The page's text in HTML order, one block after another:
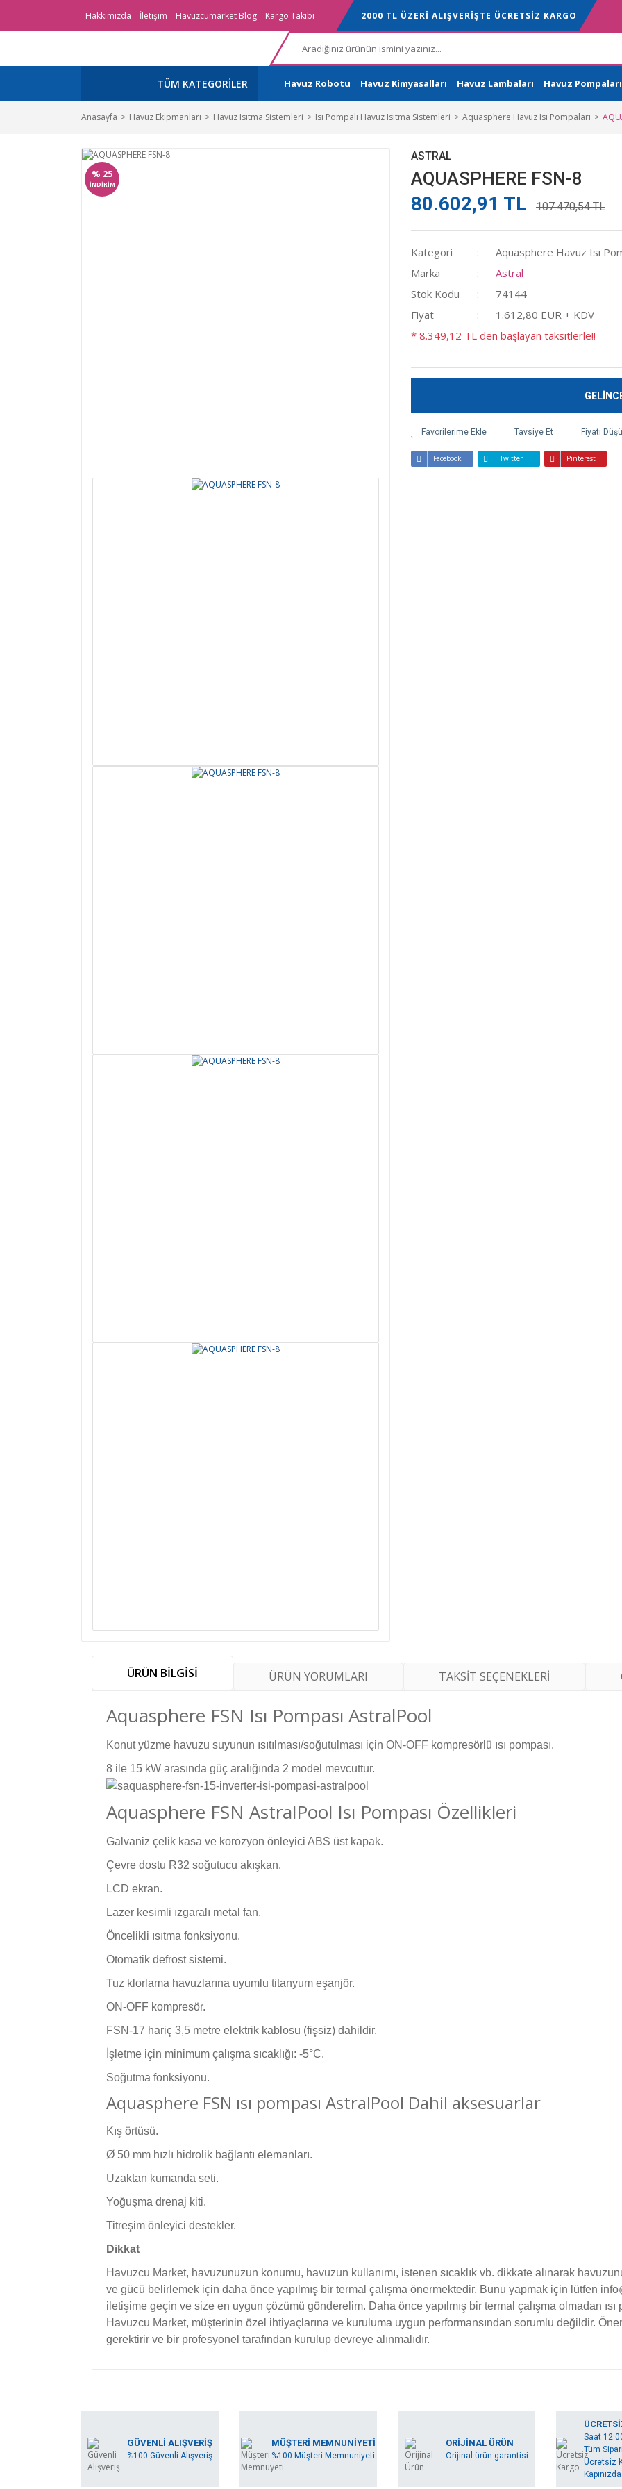
Hakkımızda İletişim Havuzcumarket Blog Kargo Takibi 2000 TL ÜZERİ ALIŞVERİŞTE ÜCRETSİZ KARGO
TÜM KATEGORİLER Havuz Robotu Havuz Kimyasalları Havuz Lambaları Havuz Pompaları
Anasayfa Havuz Ekipmanları Havuz Isıtma Sistemleri Isı Pompalı Havuz Isıtma Sistemleri Aquasphere Havuz Isı Pompaları
% 25
İNDİRİM
ASTRAL
AQUASPHERE FSN-8
80.602,91 TL 107.470,54 TL
Kategori
Aquasphere Havuz Isı
Marka
Astral
Stok Kodu
74144
Fiyat
1.612,80 EUR + KDV
* 8.349,12 TL den başlayan taksitlerle!!
Tavsiye Et Fiyatı
Facebook Twitter Pinterest
ÜRÜN BİLGİSİ ÜRÜN YORUMLARI TAKSİT SEÇENEKLERİ
Aquasphere FSN Isı Pompası AstralPool
Konut yüzme havuzu suyunun ısıtılması/soğutulması için ON-OFF kompresörlü ısı pompası.
8 ile 15 kW arasında güç aralığında 2 model mevcuttur.
Aquasphere FSN AstralPool Isı Pompası Özellikleri
Galvaniz çelik kasa ve korozyon önleyici ABS üst kapak.
Çevre dostu R32 soğutucu akışkan.
LCD ekran.
Lazer kesimli ızgaralı metal fan.
Öncelikli ısıtma fonksiyonu.
Otomatik defrost sistemi.
Tuz klorlama havuzlarına uyumlu titanyum eşanjör.
ON-OFF kompresör.
FSN-17 hariç 3,5 metre elektrik kablosu (fişsiz) dahildir.
İşletme için minimum çalışma sıcaklığı: -5°C.
Soğutma fonksiyonu.
Aquasphere FSN ısı pompası AstralPool Dahil aksesuarlar
Kış örtüsü.
Ø 50 mm hızlı hidrolik bağlantı elemanları.
Uzaktan kumanda seti.
Yoğuşma drenaj kiti.
Titreşim önleyici destekler.
Dikkat
Havuzcu Market, havuzunuzun konumu, havuzun kullanımı, istenen sıcaklık vb. dikkate alınarak
ve gücü belirlemek için daha önce yapılmış bir termal çalışma önermektedir. Bunu yapmak için lütfen
iletişime geçin ve size en uygun çözümü gönderelim. Daha önce yapılmış bir termal çalışma olmadan ısı
Havuzcu Market, müşterinin özel ihtiyaçlarına ve kuruluma uygun performansından sorumlu değildir.
gerektirir ve bir profesyonel tarafından kurulup devreye alınmalıdır.
Bu ürüne ilk yorumu siz yapın!
Yorum Yaz
Ürün resmi kalitesiz, bozuk veya görüntülenemiyor.
Ürün açıklamasında eksik bilgiler bulunuyor.
GÜVENLİ ALIŞVERİŞ
%100 Güvenli Alışveriş
MÜŞTERİ MEMNUNİYETİ
%100 Müşteri Memnuniyeti
ORİJİNAL ÜRÜN
Orijinal ürün garantisi
Saat
Tüm
Ücretsiz
Kapınızda...